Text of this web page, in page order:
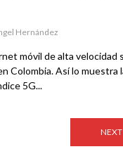
Hernández
móvil de alta velocidad
Colombia. Así lo muestra
5G...
NEXT